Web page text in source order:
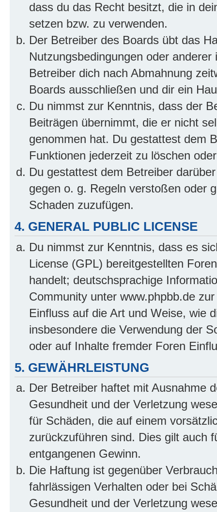
dass du das Recht besitzt, die in
setzen bzw. zu verwenden.
Der Betreiber des Boards übt das
Nutzungsbedingungen oder
Betreiber dich nach Abmahnung
Boards ausschließen und dir ein
Du nimmst zur Kenntnis, dass der
Beiträgen übernimmt, die er nicht
genommen hat. Du gestattest dem
Funktionen jederzeit zu löschen
Du gestattest dem Betreiber
gegen o. g. Regeln verstoßen oder
Schaden zuzufügen.
4. GENERAL PUBLIC LICENSE
Du nimmst zur Kenntnis, dass es
License (GPL) bereitgestellten
handelt; deutschsprachige
Community unter www.phpbb.de
Einfluss auf die Art und Weise, wie
insbesondere die Verwendung der
oder auf Inhalte fremder Foren
5. GEWÄHRLEISTUNG
Der Betreiber haftet mit Ausnahme
Gesundheit und der Verletzung
für Schäden, die auf einem
zurückzuführen sind. Dies gilt auch
entgangenen Gewinn.
Die Haftung ist gegenüber
fahrlässigen Verhalten oder bei
Gesundheit und der Verletzung